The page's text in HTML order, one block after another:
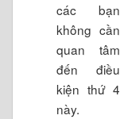
các bạn
không cần
quan tâm
đến điều
kiện thứ 4
này.